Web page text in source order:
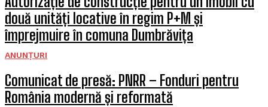
două unități locative în regim P+M și
împrejmuire în comuna Dumbrăvița
ANUNȚURI
Comunicat de presă: PNRR – Fonduri pentru
România modernă și reformată